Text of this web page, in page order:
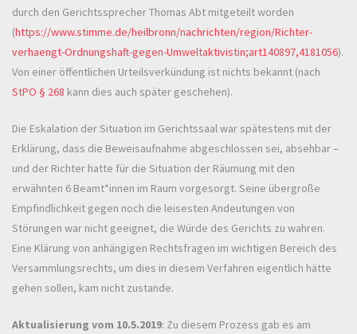
durch den Gerichtssprecher Thomas Abt mitgeteilt worden
(https://www.stimme.de/heilbronn/nachrichten/region/Richter-
verhaengt-Ordnungshaft-gegen-Umweltaktivistin;art140897,4181056).
Von einer öffentlichen Urteilsverkündung ist nichts bekannt (nach
StPO § 268 kann dies auch später geschehen).
Die Eskalation der Situation im Gerichtssaal war spätestens mit der
Erklärung, dass die Beweisaufnahme abgeschlossen sei, absehbar –
und der Richter hatte für die Situation der Räumung mit den
erwähnten 6 Beamt*innen im Raum vorgesorgt. Seine übergroße
Empfindlichkeit gegen noch die leisesten Andeutungen von
Störungen war nicht geeignet, die Würde des Gerichts zu wahren.
Eine Klärung von anhängigen Rechtsfragen im wichtigen Bereich des
Versammlungsrechts, um dies in diesem Verfahren eigentlich hätte
gehen sollen, kam nicht zustande.
Aktualisierung vom 10.5.2019: Zu diesem Prozess gab es am